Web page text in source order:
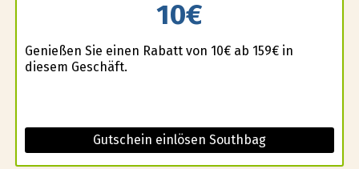
10€
Genießen Sie einen Rabatt von 10€ ab 159€ in
diesem Geschäft.
Gutschein einlösen Southbag